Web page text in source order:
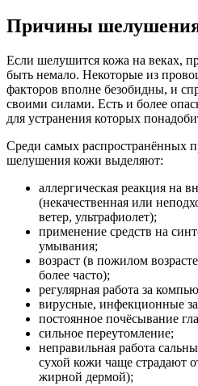
Причины
Если шелушится кожа на веках,
быть немало. Некоторые из
факторов вполне безобидны, и
своими силами. Есть и более
для устранения которых
Среди самых распространённых
шелушения кожи выделяют:
аллергическая реакция на
(некачественная или
ветер, ультрафиолет);
применение средств на
умывания;
возраст (в пожилом
более часто);
регулярная работа за
вирусные, инфекционные
постоянное почёсывание
сильное переутомление;
неправильная работа
сухой кожи чаще страдают
жирной дермой);